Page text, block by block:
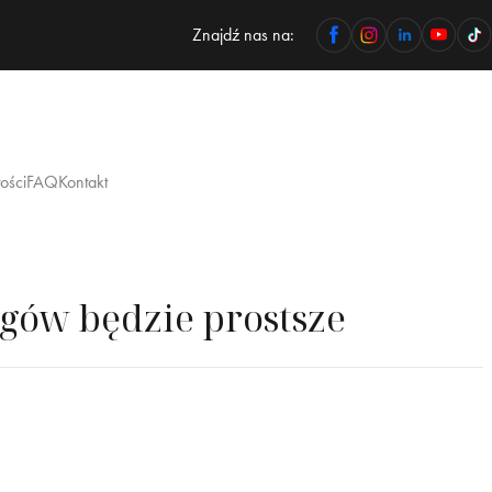
Znajdź nas na:
FAQKontakt
będzie prostsze